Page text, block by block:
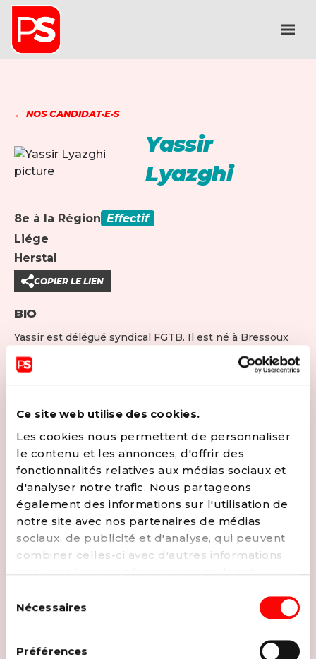
Ce site web utilise des cookies.
Les cookies nous permettent de personnaliser
le contenu et les annonces, d'offrir des
fonctionnalités relatives aux médias sociaux et
d'analyser notre trafic. Nous partageons
également des informations sur l'utilisation de
notre site avec nos partenaires de médias
sociaux, de publicité et d'analyse, qui peuvent
combiner celles-ci avec d'autres informations
services. Vous pouvez à tout moment modifier
politique
duNécessaires
Préférences
← NOS CANDIDAT·E·S
Yassir
Lyazghi
8e à la Région Effectif
Liége
Herstal
COPIER LE LIEN
BIO
Yassir est délégué syndical FGTB. Il est né à Bressoux
Droixhe, quartier populaire où il a vu tant de gamins et
de gens dans son entourage prendre les mauvais
chemins au carrefour de leur vie. Les constats sont
créer avec quelques amis un club de boxe comme outil
de prévention. Pour redonner un sens à leur vie, pour
faire cohésion, donner le goût de l’effort, parce que le
sport est un formidable outil d'émancipation. C'est avec
ardeur qu'il souhaite entrer dans l’arène politique car il y
a bien trop peu (pas!) de députés ouvriers.
CONTACTER